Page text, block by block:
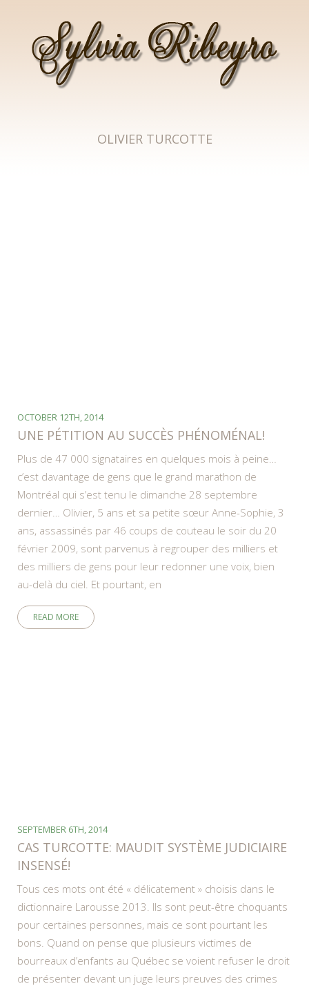
OLIVIER TURCOTTE
OCTOBER 12TH, 2014
UNE PÉTITION AU SUCCÈS PHÉNOMÉNAL!
Plus de 47 000 signataires en quelques mois à peine…
c’est davantage de gens que le grand marathon de
Montréal qui s’est tenu le dimanche 28 septembre
dernier… Olivier, 5 ans et sa petite sœur Anne-Sophie, 3
ans, assassinés par 46 coups de couteau le soir du 20
février 2009, sont parvenus à regrouper des milliers et
des milliers de gens pour leur redonner une voix, bien
au-delà du ciel. Et pourtant, en
READ MORE
SEPTEMBER 6TH, 2014
CAS TURCOTTE: MAUDIT SYSTÈME JUDICIAIRE
INSENSÉ!
Tous ces mots ont été « délicatement » choisis dans le
dictionnaire Larousse 2013. Ils sont peut-être choquants
pour certaines personnes, mais ce sont pourtant les
bons. Quand on pense que plusieurs victimes de
bourreaux d’enfants au Québec se voient refuser le droit
de présenter devant un juge leurs preuves des crimes